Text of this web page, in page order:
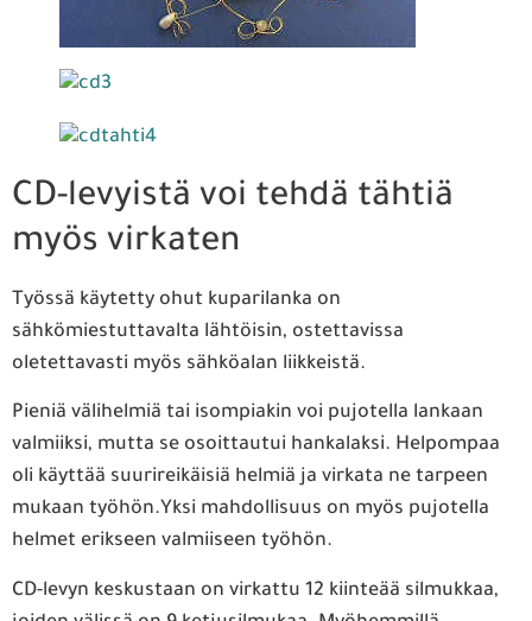
CD-levyistä voi tehdä tähtiä
myös virkaten
Työssä käytetty ohut kuparilanka on
sähkömiestuttavalta lähtöisin, ostettavissa
oletettavasti myös sähköalan liikkeistä.
Pieniä välihelmiä tai isompiakin voi pujotella lankaan
valmiiksi, mutta se osoittautui hankalaksi. Helpompaa
oli käyttää suurireikäisiä helmiä ja virkata ne tarpeen
mukaan työhön.Yksi mahdollisuus on myös pujotella
helmet erikseen valmiiseen työhön.
CD-levyn keskustaan on virkattu 12 kiinteää silmukkaa,